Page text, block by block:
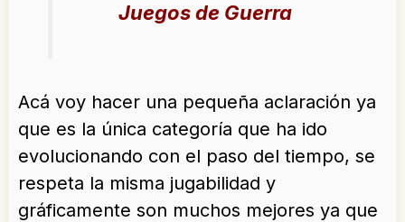
Juegos de Guerra
Acá voy hacer una pequeña aclaración ya
que es la única categoría que ha ido
evolucionando con el paso del tiempo, se
respeta la misma jugabilidad y
gráficamente son muchos mejores ya que